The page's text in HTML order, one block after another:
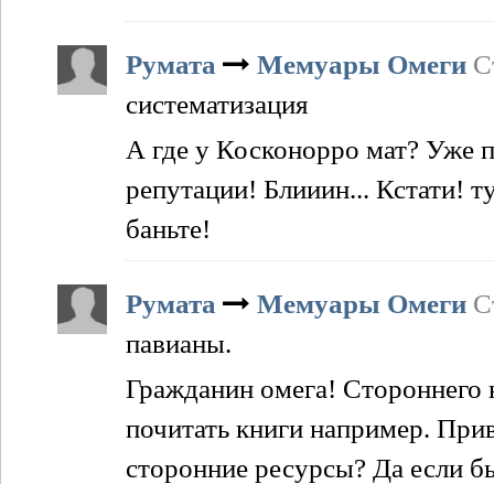
Румата Мемуары Омеги
систематизация
А где у Косконорро мат? Уже
репутации! Блииин... Кстати!
баньте!
Румата Мемуары Омеги
павианы.
Гражданин омега!
почитать книги например.
сторонние ресурсы? Да если